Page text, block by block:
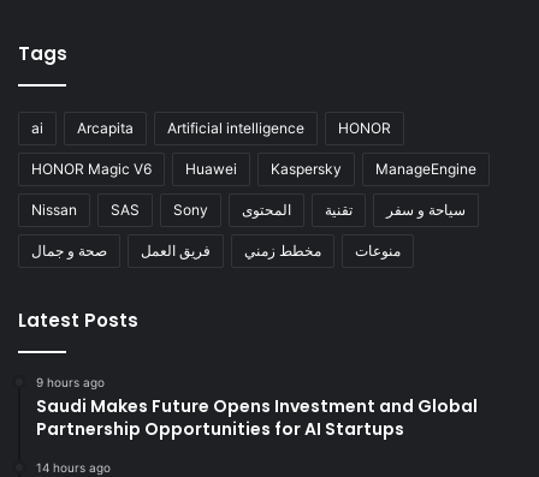
Tags
ai Arcapita Artificial intelligence HONOR
HONOR Magic V6 Huawei Kaspersky ManageEngine
Nissan SAS Sony المحتوى تقنية سياحة و سفر
صحة و جمال فريق العمل مخطط زمني منوعات
Latest Posts
9 hours ago
Saudi Makes Future Opens Investment and Global
Partnership Opportunities for AI Startups
14 hours ago